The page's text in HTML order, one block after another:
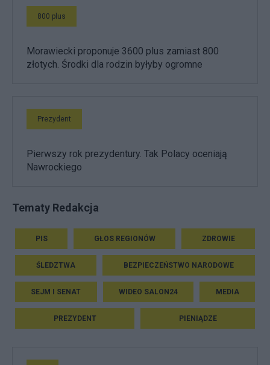
800 plus
Morawiecki proponuje 3600 plus zamiast 800
złotych. Środki dla rodzin byłyby ogromne
Prezydent
Pierwszy rok prezydentury. Tak Polacy oceniają
Nawrockiego
Tematy Redakcja
PIS GŁOS REGIONÓW ZDROWIE
ŚLEDZTWA BEZPIECZEŃSTWO NARODOWE
SEJM I SENAT WIDEO SALON24 MEDIA
PREZYDENT PIENIĄDZE